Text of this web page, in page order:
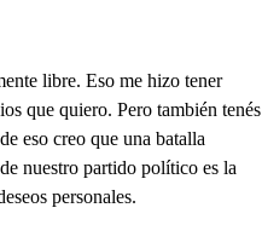
libre. Eso me hizo tener
que quiero. Pero también tenés
eso creo que una batalla
nuestro partido político es la
personales.